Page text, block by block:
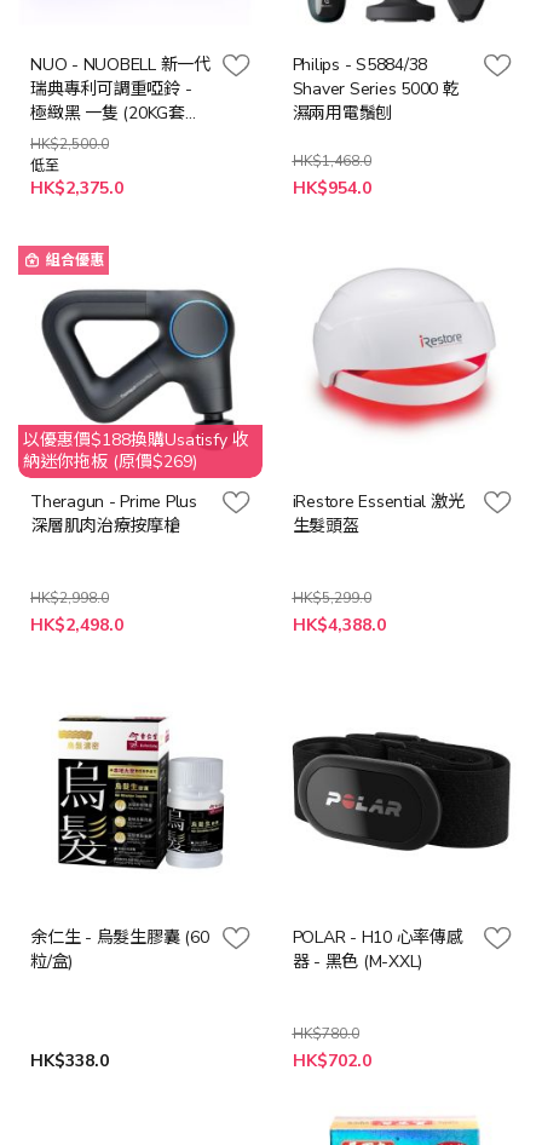
NUO - NUOBELL 新一代
瑞典專利可調重啞鈴 -
極緻黑 一隻 (20KG套裝/
32KG套裝)
HK$2,500.0
低至
HK$2,375.0
Philips - S5884/38
Shaver Series 5000 乾
濕兩用電鬚刨
HK$1,468.0
特
殊
HK$954.0
組合優惠
以優惠價$188換購Usatisfy 收
納迷你拖板 (原價$269)
Theragun - Prime Plus
深層肌肉治療按摩槍
HK$2,998.0
特
殊
HK$2,498.0
iRestore Essential 激光
生髮頭盔
HK$5,299.0
特
殊
HK$4,388.0
余仁生 - 烏髮生膠囊 (60
粒/盒)
HK$338.0
POLAR - H10 心率傳感
器 - 黑色 (M-XXL)
HK$780.0
特
殊
HK$702.0